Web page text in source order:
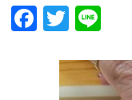
Facebook
Twitter